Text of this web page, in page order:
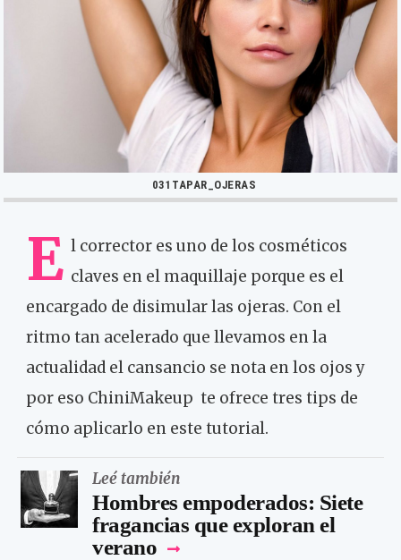
031TAPAR_OJERAS
E l corrector es uno de los cosméticos
claves en el maquillaje porque es el
encargado de disimular las ojeras. Con el
ritmo tan acelerado que llevamos en la
actualidad el cansancio se nota en los ojos y
por eso ChiniMakeup te ofrece tres tips de
cómo aplicarlo en este tutorial.
Leé también
Hombres empoderados: Siete
fragancias que exploran el
verano